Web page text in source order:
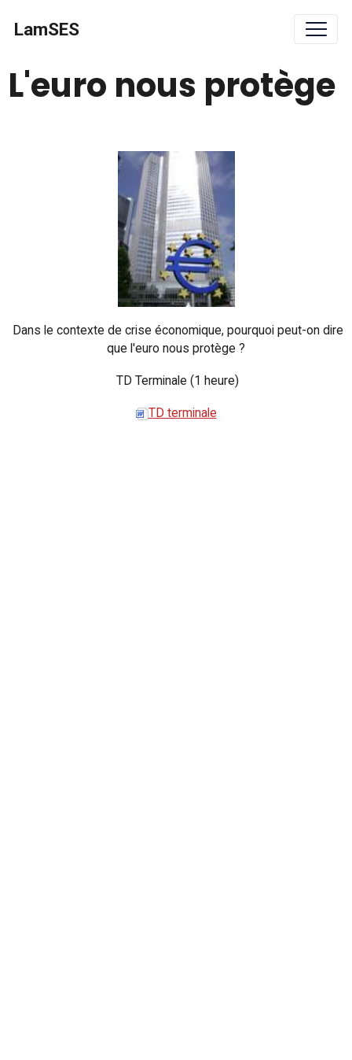
LamSES
L'euro nous protège
Dans le contexte de crise économique, pourquoi peut-on dire
que l'euro nous protège ?
TD Terminale (1 heure)
TD terminale